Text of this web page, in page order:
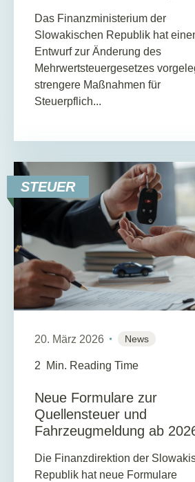
Das Finanzministerium der
Slowakischen Republik hat
Entwurf zur Änderung des
Mehrwertsteuergesetzes
strengere Maßnahmen für
Steuerpflich...
STEUER
20. März 2026 News
2 Min. Reading Time
Neue Formulare zur
Quellensteuer und
Fahrzeugmeldung ab
Die Finanzdirektion der
Republik hat neue Formulare